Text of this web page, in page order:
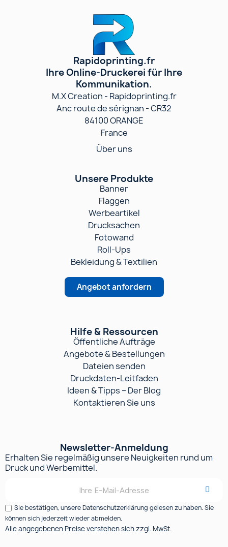
Rapidoprinting.fr
Ihre Online-Druckerei für Ihre
Kommunikation.
M.X Creation - Rapidoprinting.fr
Anc route de sérignan - CR32
84100 ORANGE
France
Über uns
Unsere Produkte
Banner
Flaggen
Werbeartikel
Drucksachen
Fotowand
Roll-Ups
Bekleidung & Textilien
Angebot anfordern
Hilfe & Ressourcen
Öffentliche Aufträge
Angebote & Bestellungen
Dateien senden
Druckdaten-Leitfaden
Ideen & Tipps – Der Blog
Kontaktieren Sie uns
Newsletter-Anmeldung
Erhalten Sie regelmäßig unsere Neuigkeiten rund um
Druck und Werbemittel.
Sie bestätigen, unsere Datenschutzerklärung gelesen zu haben. Sie
können sich jederzeit wieder abmelden.
Alle angegebenen Preise verstehen sich zzgl. MwSt.